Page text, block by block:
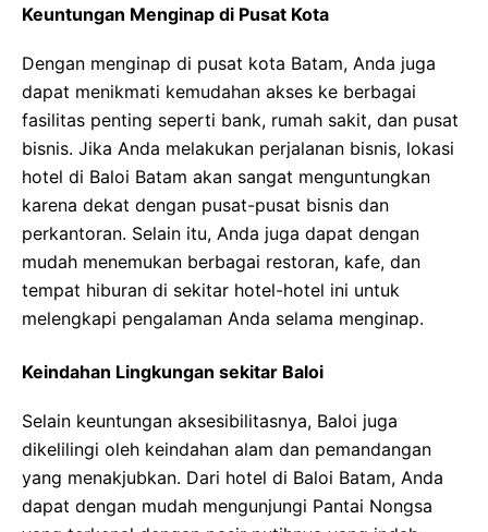
Keuntungan Menginap di Pusat Kota
Dengan menginap di pusat kota Batam, Anda juga
dapat menikmati kemudahan akses ke berbagai
fasilitas penting seperti bank, rumah sakit, dan pusat
bisnis. Jika Anda melakukan perjalanan bisnis, lokasi
hotel di Baloi Batam akan sangat menguntungkan
karena dekat dengan pusat-pusat bisnis dan
perkantoran. Selain itu, Anda juga dapat dengan
mudah menemukan berbagai restoran, kafe, dan
tempat hiburan di sekitar hotel-hotel ini untuk
melengkapi pengalaman Anda selama menginap.
Keindahan Lingkungan sekitar Baloi
Selain keuntungan aksesibilitasnya, Baloi juga
dikelilingi oleh keindahan alam dan pemandangan
yang menakjubkan. Dari hotel di Baloi Batam, Anda
dapat dengan mudah mengunjungi Pantai Nongsa